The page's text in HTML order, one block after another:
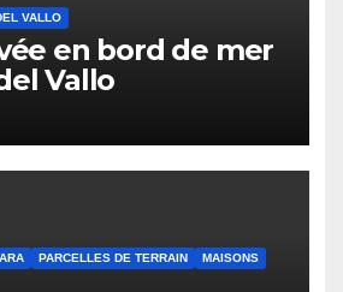
VALLO
en bord de mer
Vallo
PARCELLES DE TERRAIN
MAISONS